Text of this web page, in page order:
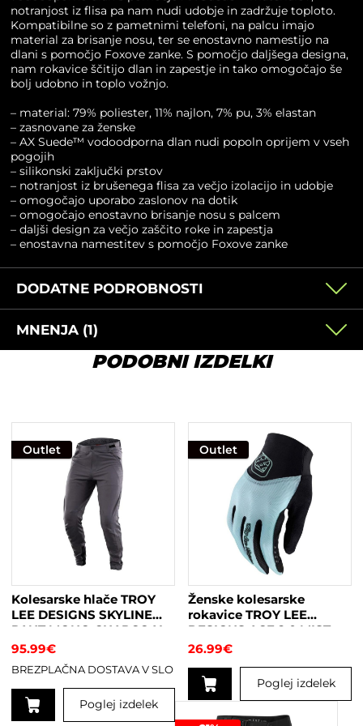
notranjost iz flisa pa nam nudi udobje in zadržuje toploto.
Kompatibilne so z pametnimi telefoni, na palcu imajo
material za brisanje nosu, ter se enostavno namestijo na
dlani s pomočjo Foxove zanke. S pomočjo daljšega designa,
nam rokavice ščitijo dlan in zapestje in tako omogočajo še
bolj udobno in toplo vožnjo.
– material: 79% poliester, 11% najlon, 7% pu, 3% elastan
– zasnovane za ženske
– AX Suede™ vodoodporna dlan nudi popoln oprijem v vseh
pogojih
– silikonski zaključki prstov
– notranjost iz brušenega flisa za večjo izolacijo in udobje
– omogočajo uporabo zaslonov na dotik
– omogočajo enostavno brisanje nosu s palcem
– daljši design za večjo zaščito roke in zapestja
– enostavna namestitev s pomočjo Foxove zanke
DODATNE PODROBNOSTI
MNENJA (1)
PODOBNI IZDELKI
Outlet
Kolesarske hlače TROY
LEE DESIGNS SKYLINE
PANT MONO CHARCOAL
95.99€
BREZPLAČNA DOSTAVA V SLO
Poglej izdelek
Outlet
Ženske kolesarske
rokavice TROY LEE
DESIGNS ACE 2.0 MIST
26.99€
Poglej izdelek